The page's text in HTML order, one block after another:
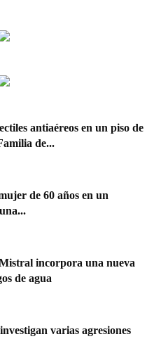
antiaéreos en un piso de
de...
de 60 años en un
incorpora una nueva
de agua
varias agresiones